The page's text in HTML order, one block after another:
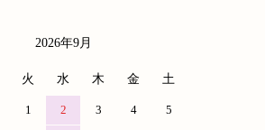
2026年9月
火 水 木 金 土
1 2 3 4 5